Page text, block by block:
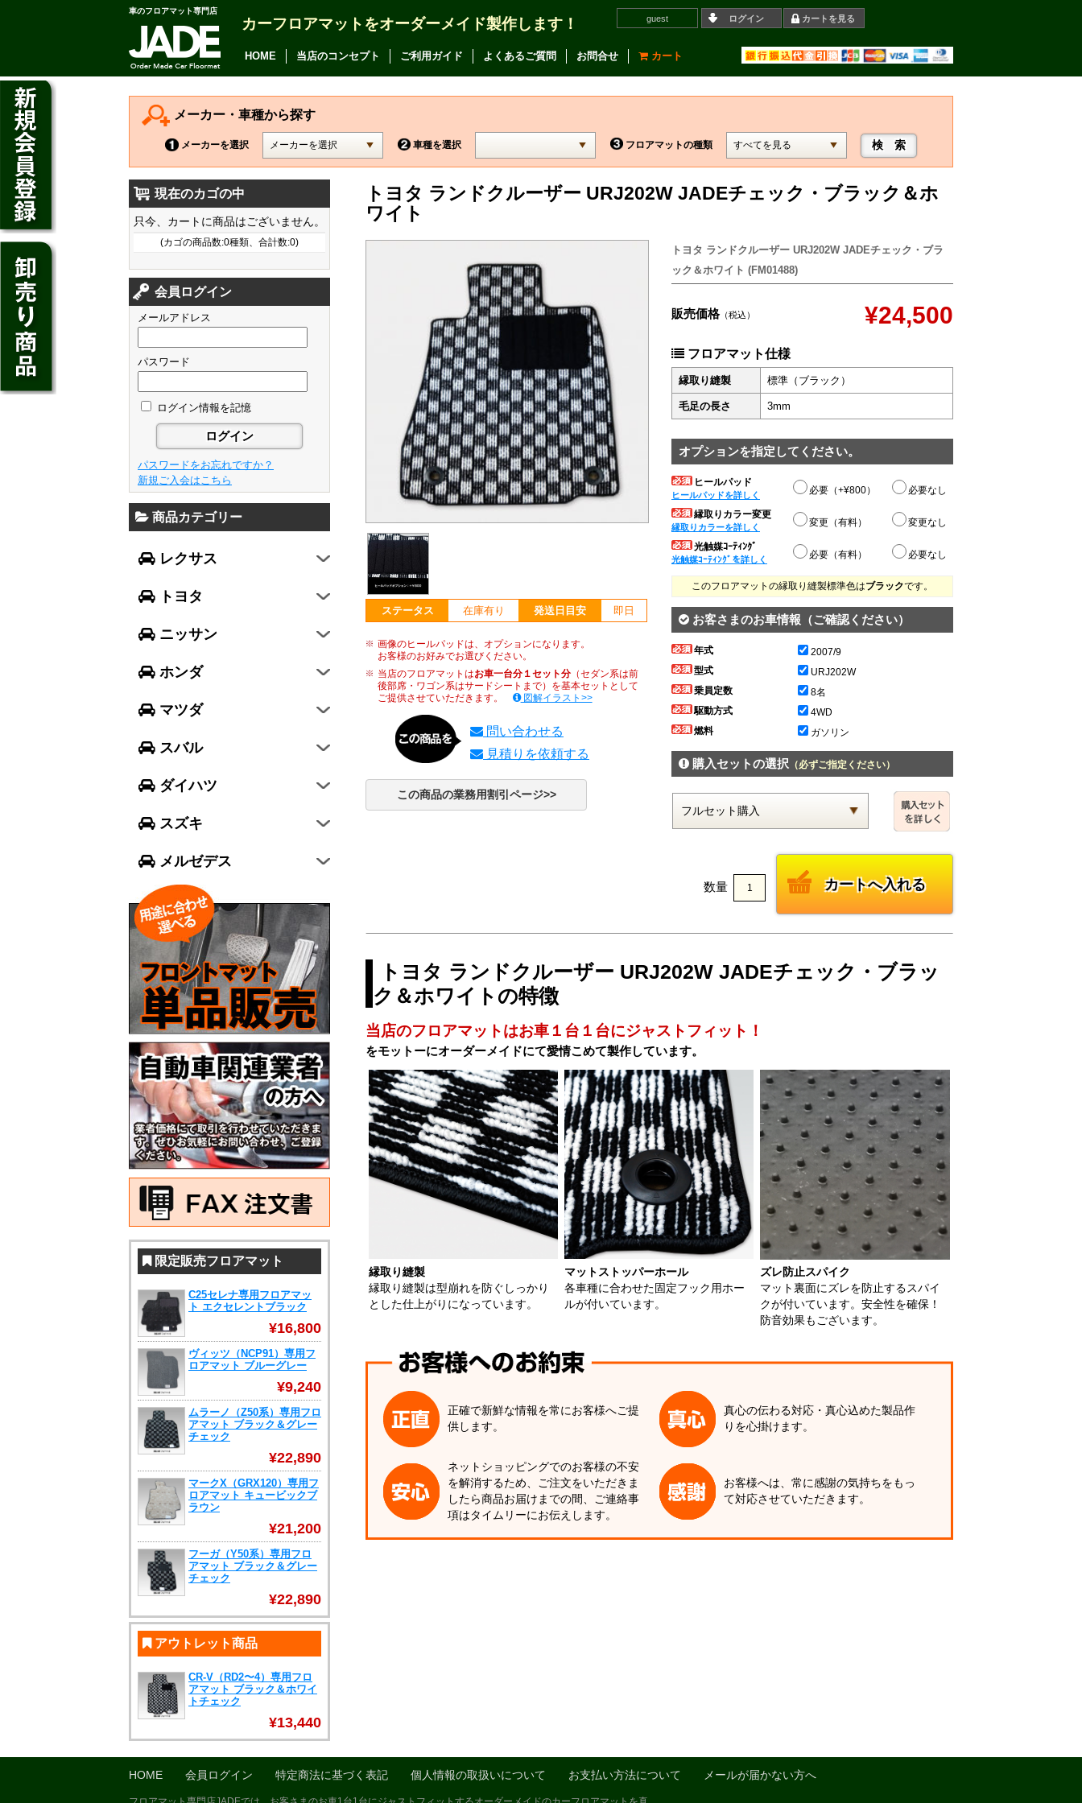
車のフロアマット専門店
カーフロアマットをオーダーメイド製作します！ guest ログイン カートを見る
HOME 当店のコンセプト ご利用ガイド よくあるご質問 お問合せ カート
メーカー・車種から探す
メーカーを選択 車種を選択 フロアマットの種類
トヨタ ランドクルーザー URJ202W JADEチェック・ブラック＆ホ
ワイト
ステータス 在庫有り 発送日目安 即日
画像のヒールパッドは、オプションになります。
お客様のお好みでお選びください。
当店のフロアマットはお車一台分１セット分（セダン系は前
後部席・ワゴン系はサードシートまで）を基本セットとして
ご提供させていただきます。
図解イラスト>>
問い合わせる
見積りを依頼する
この商品の業務用割引ページ>>
トヨタ ランドクルーザー URJ202W JADEチェック・ブラ
ック＆ホワイト (FM01488)
販売価格（税込） ¥24,500
フロアマット仕様
縁取り縫製 標準（ブラック）
毛足の長さ 3mm
オプションを指定してください。
ヒールパッド
ヒールパッドを詳しく 必要（+¥800） 必要なし
縁取りカラー変更
縁取りカラーを詳しく 変更（有料） 変更なし
光触媒ｺｰﾃｨﾝｸﾞ
光触媒ｺｰﾃｨﾝｸﾞを詳しく 必要（有料） 必要なし
このフロアマットの縁取り縫製標準色はブラックです。
お客さまのお車情報（ご確認ください）
年式
2007/9
型式
URJ202W
乗員定数
8名
駆動方式
4WD
燃料
ガソリン
購入セットの選択（必ずご指定ください）
数量
トヨタ ランドクルーザー URJ202W JADEチェック・ブラッ
ク＆ホワイトの特徴
当店のフロアマットはお車１台１台にジャストフィット！
をモットーにオーダーメイドにて愛情こめて製作しています。
縁取り縫製
縁取り縫製は型崩れを防ぐしっかり
とした仕上がりになっています。
マットストッパーホール
各車種に合わせた固定フック用ホー
ルが付いています。
ズレ防止スパイク
マット裏面にズレを防止するスパイ
クが付いています。安全性を確保！
防音効果もございます。
正確で新鮮な情報を常にお客様へご提
供します。
真心の伝わる対応・真心込めた製品作
りを心掛けます。
ネットショッピングでのお客様の不安
を解消するため、ご注文をいただきま
したら商品お届けまでの間、ご連絡事
項はタイムリーにお伝えします。
お客様へは、常に感謝の気持ちをもっ
て対応させていただきます。
現在のカゴの中
只今、カートに商品はございません。
(カゴの商品数:0種類、合計数:0)
会員ログイン
メールアドレス
パスワード
ログイン情報を記憶
パスワードをお忘れですか？
新規ご入会はこちら
商品カテゴリー
レクサス
CT200h
HS250h
GS
GS F
NX
RX
LX570
RC
LC
トヨタ
アルファード
ヴェルファイア
カムリ
カローラ アクシオ
プレミオ
プリウス
SAI
クラウン アスリート
クラウン マジェスタ
クラウン ロイヤル
アベンシス
カローラ フィールダー
プリウスα
FJクルーザー
CH-R
ハリアー
86
ニッサン
デイズ
デイズ ルークス
ジューク
ノート
キューブ
セレナ
エルグランド
エクストレイル
ティアナ
スカイライン
GT-R
ホンダ
フィット
シャトル
ジェイド
フリード
N-ONE
N-BOX
N-BOX SLASH
N-BOX+
N-WGN
グレイス
ヴェゼル
マツダ
フレア
フレアワゴン
フレアクロスオーバー
キャロル
デミオ
アクセラ スポーツ
アテンザ ワゴン
CX-3
ビアンテ
スバル
レガシィ B4
レガシィ アウトバック
WRX S4
インプレッサ スポーツ
インプレッサ G4
エクシーガ クロスオーバー7
ダイハツ
ミラ イース
ミラ
ミラ ココア
ムーヴ キャンバス
タント
トール
スズキ
スペーシア
ハスラー
エヴリィワゴン
スイフト
ジムニー シエラ
メルゼデス
Aクラス
GLCクラス
限定販売フロアマット
C25セレナ専用フロアマッ
ト エクセレントブラック
¥16,800
ヴィッツ（NCP91）専用フ
ロアマット ブルーグレー
¥9,240
ムラーノ（Z50系）専用フロ
アマット ブラック＆グレー
チェック
¥22,890
マークX（GRX120）専用フ
ロアマット キュービックブ
ラウン
¥21,200
フーガ（Y50系）専用フロ
アマット ブラック＆グレー
チェック
¥22,890
アウトレット商品
CR-V（RD2〜4）専用フロ
アマット ブラック＆ホワイ
トチェック
¥13,440
HOME 会員ログイン 特定商法に基づく表記 個人情報の取扱いについて お支払い方法について メールが届かない方へ